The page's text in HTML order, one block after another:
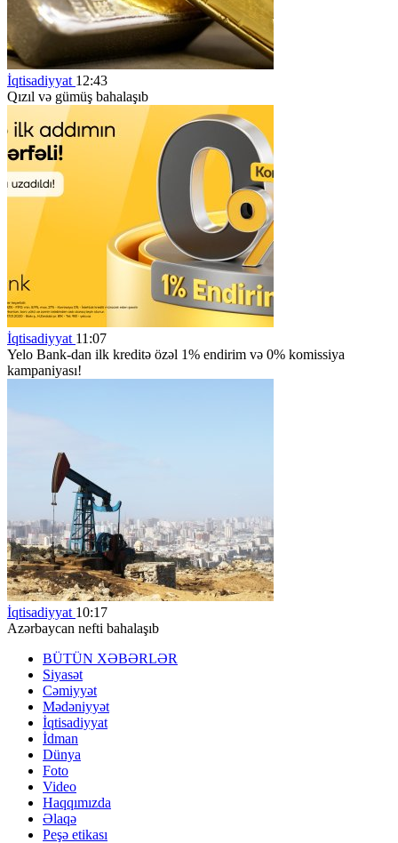
İqtisadiyyat 12:43
Qızıl və gümüş bahalaşıb
İqtisadiyyat 11:07
Yelo Bank-dan ilk kreditə özəl 1% endirim və 0% komissiya
kampaniyası!
İqtisadiyyat 10:17
Azərbaycan nefti bahalaşıb
BÜTÜN XƏBƏRLƏR
Siyasət
Cəmiyyət
Mədəniyyət
İqtisadiyyat
İdman
Dünya
Foto
Video
Haqqımızda
Əlaqə
Peşə etikası